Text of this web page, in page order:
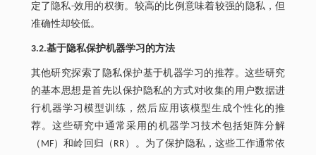
定了隐私-效用的权衡。较高的比例意味着较强的隐私，但
准确性却较低。
3.2.基于隐私保护机器学习的方法
其他研究探索了隐私保护基于机器学习的推荐。这些研究
的基本思想是首先以保护隐私的方式对收集的用户数据进
行机器学习模型训练，然后应用该模型生成个性化的推
荐。这些研究中通常采用的机器学习技术包括矩阵分解
（MF）和岭回归（RR）。为了保护隐私，这些工作通常依